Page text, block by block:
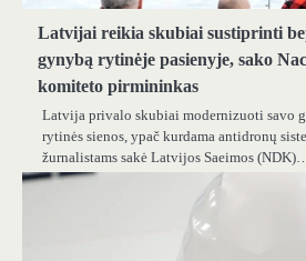
Latvijai reikia skubiai sustiprinti
gynybą rytinėje pasienyje, sako
komiteto pirmininkas
Latvija privalo skubiai modernizuoti savo
rytinės sienos, ypač kurdama antidronų
žurnalistams sakė Latvijos Saeimos